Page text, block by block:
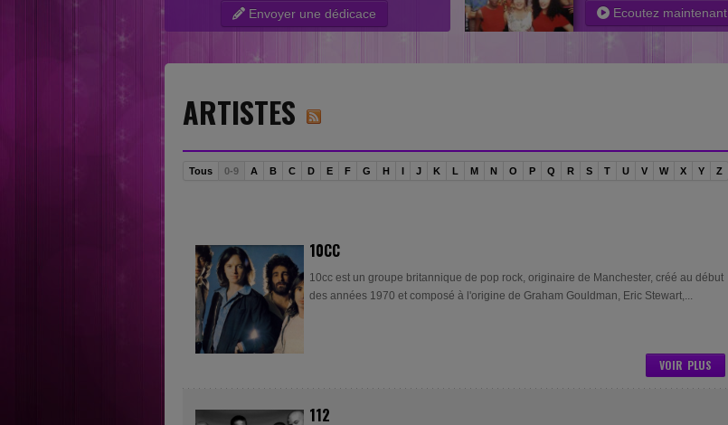
giving my song the opportunity to be featured in your
“Nouvelles sensations” category....
Envoyer une dédicace Ecoutez maintenant
ARTISTES
Tous 0-9 A B C D E F G H I J K L M N O P Q R S T U V W X Y Z
10CC
10cc est un groupe britannique de pop rock, originaire de Manchester, créé au début
des années 1970 et composé à l'origine de Graham Gouldman, Eric Stewart,...
VOIR PLUS
112